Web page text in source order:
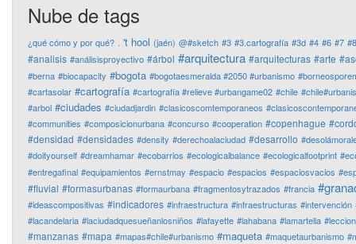
Nube de tags
¿qué cómo y por qué? . 't hool (jaén) @#sketch #3 #3.cartografía #3d #4 #6 #7 #8
#analisis #análisisproyectivo #árbol #arquitectura #arquitecturas #arte
#berna #biocapacity #bogota #bogotaesmeralda #2050 #urbanismo
#cartasolar #cartografía #cartografía #relieve #urbangame02 #chile
#arbol #ciudades #ciudadjardin #clasicoscomtemporaneos
#communities #composicionurbana #concurso #cooperation #copenhague
#densidad #densidades #density #derechoalaciudad #desarrollo
#doityourself #dreamhamar #ecobarrios #ecologicalbalance #ecologicalfootprint
#entregafinal #equipamientos #ernstmay #espacio #espacios #espaciosvacios
#fluvial #formasurbanas #formaurbana #fragmentosytrazados #francia
#ideascompositivas #indicadores #infraestructura #infraestructuras #intervención
#lacandelaria #laciudadquesueñanlosniños #lafayette #lahabana #lamartella
#manzanas #mapa #mapas#chile#urbanismo #maqueta #maquetaurbanismo